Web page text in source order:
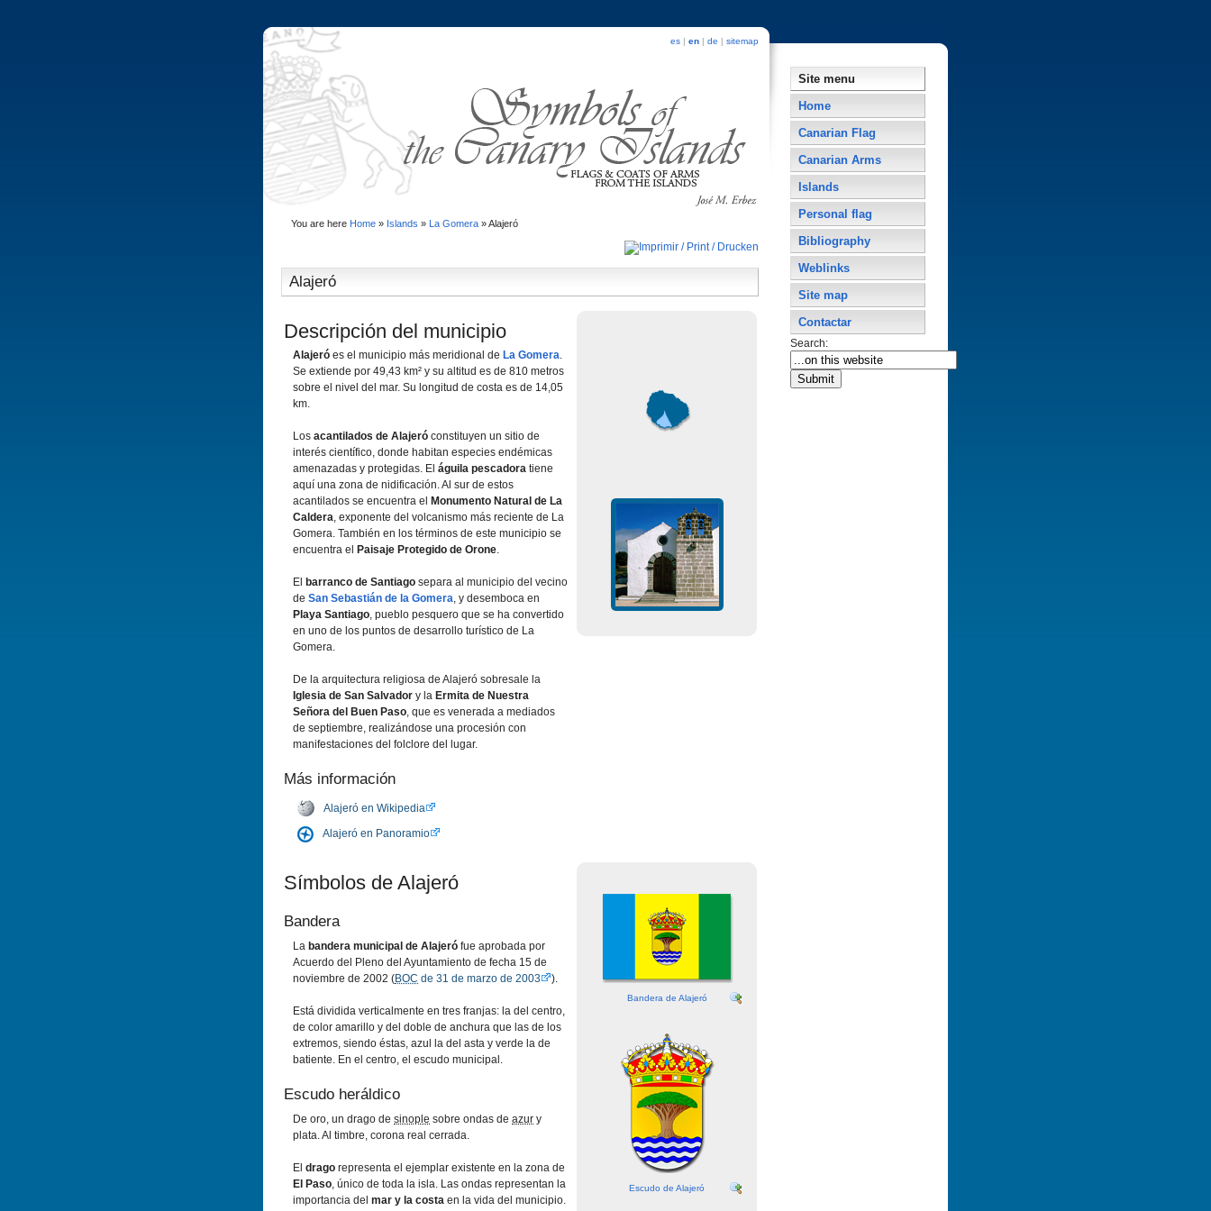
es | en | de | sitemap
You are here Home» Islands » La Gomera»Alajeró
Alajeró
Descripción del municipio
Alajeró es el municipio más meridional de La Gomera.
Se extiende por 49,43 km² y su altitud es de 810 metros
sobre el nivel del mar. Su longitud de costa es de 14,05
km.
Los acantilados de Alajeró constituyen un sitio de
interés cientí­fico, donde habitan especies endémicas
amenazadas y protegidas. El águila pescadora tiene
aquí­ una zona de nidificación. Al sur de estos
acantilados se encuentra el
Monumento Natural de La
Caldera, exponente del volcanismo más reciente de La
Gomera. También en los términos de este municipio se
encuentra el
Paisaje Protegido de Orone.
El barranco de Santiago separa al municipio del vecino
de San Sebastián de la Gomera, y desemboca en
Playa Santiago, pueblo pesquero que se ha convertido
en uno de los puntos de desarrollo turí­stico de La
Gomera.
De la arquitectura religiosa de Alajeró sobresale la
Iglesia de San Salvador y la Ermita de Nuestra
Señora del Buen Paso, que es venerada a mediados
de septiembre, realizándose una procesión con
manifestaciones del folclore del lugar.
Más información
Alajeró en Wikipedia
Alajeró en Panoramio
Sí­mbolos de Alajeró
Bandera
La bandera municipal de Alajeró fue aprobada por
Acuerdo del Pleno del Ayuntamiento de fecha 15 de
noviembre de 2002 (BOC de 31 de marzo de 2003 ).
Está dividida verticalmente en tres franjas: la del centro,
de color amarillo y del doble de anchura que las de los
extremos, siendo éstas, azul la del asta y verde la de
batiente. En el centro, el escudo municipal.
Escudo heráldico
De oro, un drago de sinople sobre ondas de azur y
plata. Al timbre, corona real cerrada.
El drago representa el ejemplar existente en la zona de
El Paso, único de toda la isla. Las ondas representan la
importancia del mar y la costa en la vida del municipio.
Bandera de Alajeró
Escudo de Alajeró
Site menu
Home
Canarian Flag
Canarian Arms
Islands
Personal flag
Bibliography
Weblinks
Site map
Contactar
Search: